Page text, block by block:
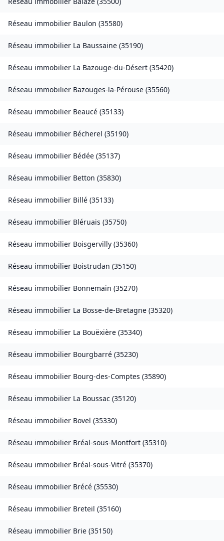
Réseau immobilier Baulon (35580)
Réseau immobilier La Baussaine (35190)
Réseau immobilier La Bazouge-du-Désert (35420)
Réseau immobilier Bazouges-la-Pérouse (35560)
Réseau immobilier Beaucé (35133)
Réseau immobilier Bécherel (35190)
Réseau immobilier Bédée (35137)
Réseau immobilier Betton (35830)
Réseau immobilier Billé (35133)
Réseau immobilier Bléruais (35750)
Réseau immobilier Boisgervilly (35360)
Réseau immobilier Boistrudan (35150)
Réseau immobilier Bonnemain (35270)
Réseau immobilier La Bosse-de-Bretagne (35320)
Réseau immobilier La Bouëxière (35340)
Réseau immobilier Bourgbarré (35230)
Réseau immobilier Bourg-des-Comptes (35890)
Réseau immobilier La Boussac (35120)
Réseau immobilier Bovel (35330)
Réseau immobilier Bréal-sous-Montfort (35310)
Réseau immobilier Bréal-sous-Vitré (35370)
Réseau immobilier Brécé (35530)
Réseau immobilier Breteil (35160)
Réseau immobilier Brie (35150)